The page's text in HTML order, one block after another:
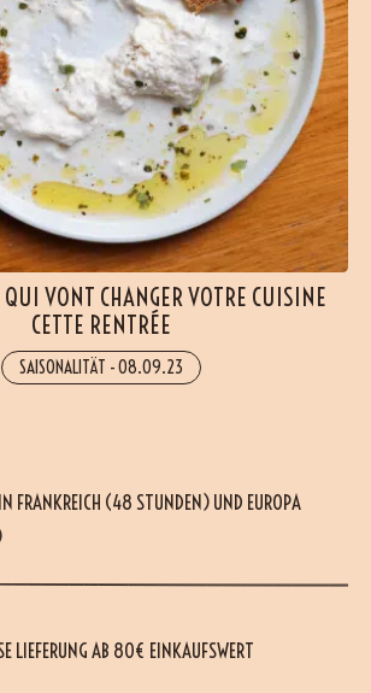
QUI VONT CHANGER VOTRE CUISINE
CETTE RENTRÉE
SAISONALITÄT -08.09.23
FRANKREICH (48 STUNDEN) UND EUROPA
LIEFERUNG AB 80€ EINKAUFSWERT